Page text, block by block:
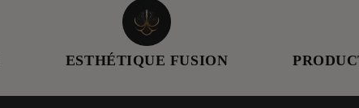
FUSION PRODUCTION